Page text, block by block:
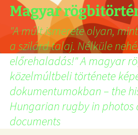
Ugrás
tartalomhoz
Magyar
"A múlt ismerete olyan,
a szilárd talaj. Nélküle
előrehaladás!" A magyar
közelmúltbeli története
dokumentumokban – the
Hungarian rugby in photos
documents